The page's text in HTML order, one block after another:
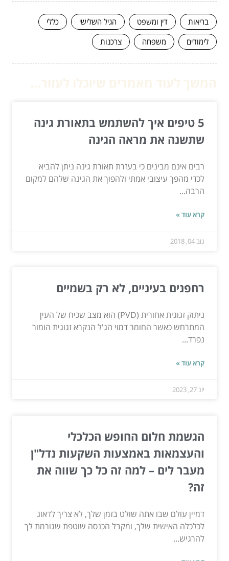
בריאות דין ומשפט הגיל השלישי
כללי
לימודים
משפחה צרכנות
5 טיפים איך להשתמש בתאורת גינה
שתשנה את מראה הגינה
רבים אינם מבינים כי בעזרת תאורת גינה ניתן להביא
לכדי מהפך עיצובי אמתי ולהפוך את הגינה שלהם למקום
הרבה...
קרא עוד »
נוב 04, 2018
רחפנים בעיניים, לא רק בשמיים
ניתוק זגוגית אחורית (PVD) הוא מצב שכיח של העין
המתרחש כאשר החומר דמוי הג'ל הנקרא זגוגית הומור
נפרד...
קרא עוד »
יונ 27, 2023
הגשמת חלום החופש הכלכלי
והעצמאות באמצעות השקעות נדל"ן
מעבר לים – למה זה כל כך שווה את
זה?
דמיין עולם שבו אתה שולט בזמן שלך, לא צריך לדאוג
לכלכלה האישית שלך, ומקבל הכנסה שוטפת שגורמת לך
להרגיש...